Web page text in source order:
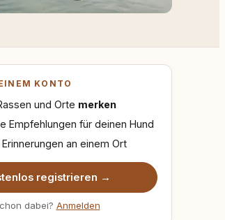
KONTO
und Orte merken
Empfehlungen für deinen Hund
an einem Ort
registrieren →
dabei? Anmelden